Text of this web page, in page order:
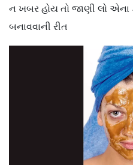
ન ખબર હોય તો જાણી લો એના
બનાવવાની રીત